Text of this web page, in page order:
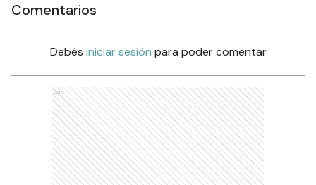
Comentarios
Debés iniciar sesión para poder comentar
Ads